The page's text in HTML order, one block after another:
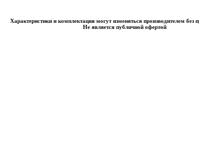
Характеристики и комплектация могут изменяться производителем без
Не является публичной офертой